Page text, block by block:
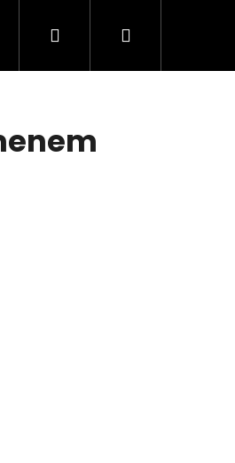
PřihlášeníNákupní